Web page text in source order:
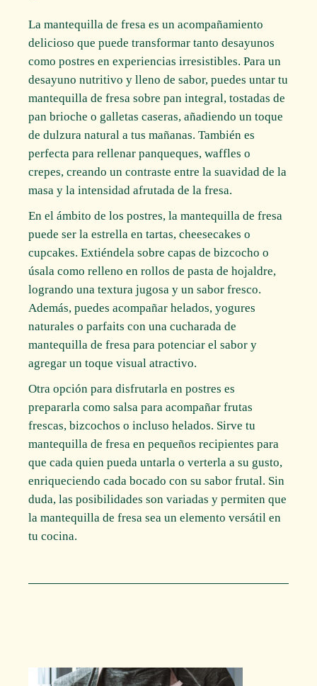
La mantequilla de fresa es un acompañamiento
delicioso que puede transformar tanto desayunos
como postres en experiencias irresistibles. Para un
desayuno nutritivo y lleno de sabor, puedes untar tu
mantequilla de fresa sobre pan integral, tostadas de
pan brioche o galletas caseras, añadiendo un toque
de dulzura natural a tus mañanas. También es
perfecta para rellenar panqueques, waffles o
crepes, creando un contraste entre la suavidad de la
masa y la intensidad afrutada de la fresa.
En el ámbito de los postres, la mantequilla de fresa
puede ser la estrella en tartas, cheesecakes o
cupcakes. Extiéndela sobre capas de bizcocho o
úsala como relleno en rollos de pasta de hojaldre,
logrando una textura jugosa y un sabor fresco.
Además, puedes acompañar helados, yogures
naturales o parfaits con una cucharada de
mantequilla de fresa para potenciar el sabor y
agregar un toque visual atractivo.
Otra opción para disfrutarla en postres es
prepararla como salsa para acompañar frutas
frescas, bizcochos o incluso helados. Sirve tu
mantequilla de fresa en pequeños recipientes para
que cada quien pueda untarla o verterla a su gusto,
enriqueciendo cada bocado con su sabor frutal. Sin
duda, las posibilidades son variadas y permiten que
la mantequilla de fresa sea un elemento versátil en
tu cocina.